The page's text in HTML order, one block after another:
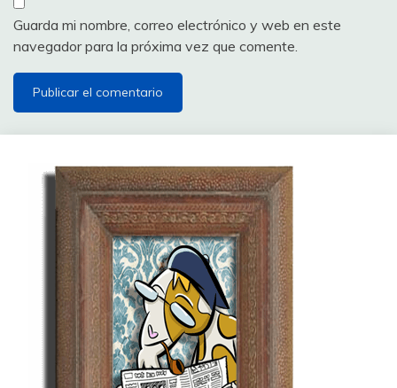
Guarda mi nombre, correo electrónico y web en este
navegador para la próxima vez que comente.